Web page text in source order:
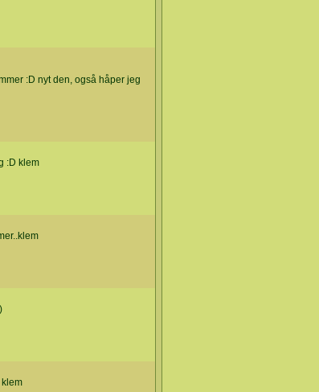
:D nyt den, også håper jeg
:D klem